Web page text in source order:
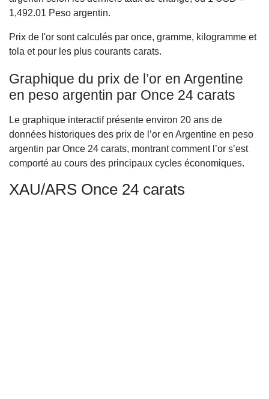
1,492.01 Peso argentin.
Prix de l'or sont calculés par once, gramme, kilogramme et
tola et pour les plus courants carats.
Graphique du prix de l’or en Argentine
en peso argentin par Once 24 carats
Le graphique interactif présente environ 20 ans de
données historiques des prix de l’or en Argentine en peso
argentin par Once 24 carats, montrant comment l’or s’est
comporté au cours des principaux cycles économiques.
XAU/ARS Once 24 carats